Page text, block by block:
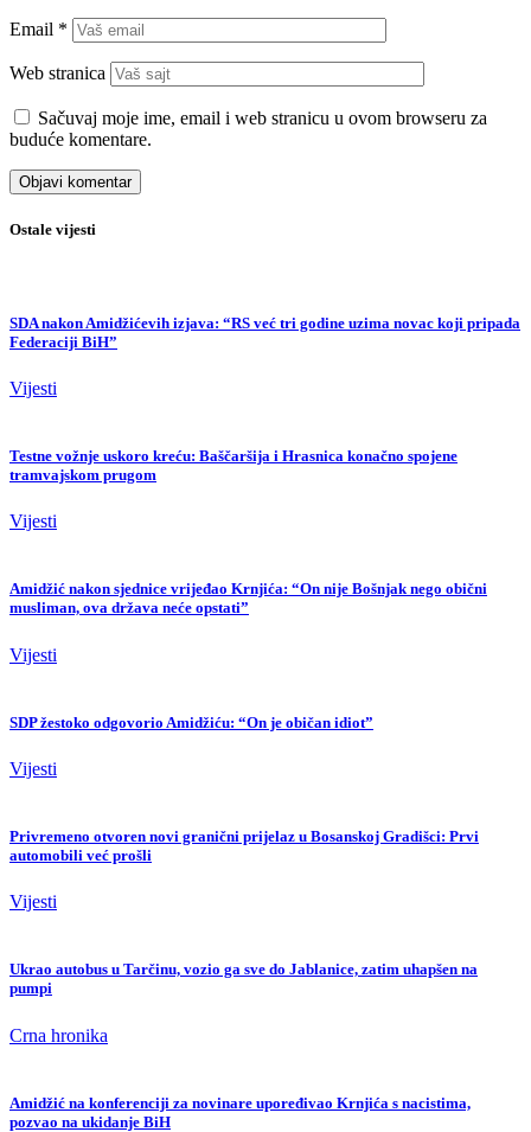
Email *
Web stranica
Sačuvaj moje ime, email i web stranicu u ovom browseru za
buduće komentare.
Ostale vijesti
SDA nakon Amidžićevih izjava: “RS već tri godine uzima novac koji pripada
Federaciji BiH”
Vijesti
Testne vožnje uskoro kreću: Baščaršija i Hrasnica konačno spojene
tramvajskom prugom
Vijesti
Amidžić nakon sjednice vrijeđao Krnjića: “On nije Bošnjak nego obični
musliman, ova država neće opstati”
Vijesti
SDP žestoko odgovorio Amidžiću: “On je običan idiot”
Vijesti
Privremeno otvoren novi granični prijelaz u Bosanskoj Gradišci: Prvi
automobili već prošli
Vijesti
Ukrao autobus u Tarčinu, vozio ga sve do Jablanice, zatim uhapšen na
pumpi
Crna hronika
Amidžić na konferenciji za novinare upoređivao Krnjića s nacistima,
pozvao na ukidanje BiH